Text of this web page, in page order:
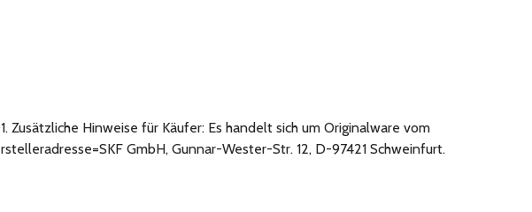
Hinweise für Käufer: Es handelt sich um Originalware vom
GmbH, Gunnar-Wester-Str. 12, D-97421 Schweinfurt.